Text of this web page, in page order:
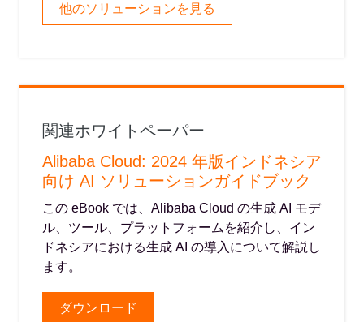
他のソリューションを見る
関連ホワイトペーパー
Alibaba Cloud: 2024 年版インドネシア
向け AI ソリューションガイドブック
この eBook では、Alibaba Cloud の生成 AI モデ
ル、ツール、プラットフォームを紹介し、イン
ドネシアにおける生成 AI の導入について解説し
ます。
ダウンロード